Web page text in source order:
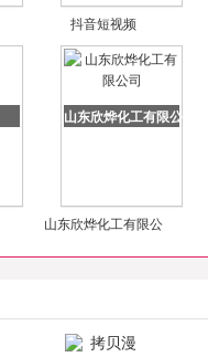
抖音短视频
山东欣烨化工有限公司
山东欣烨化工有限公
拷贝漫